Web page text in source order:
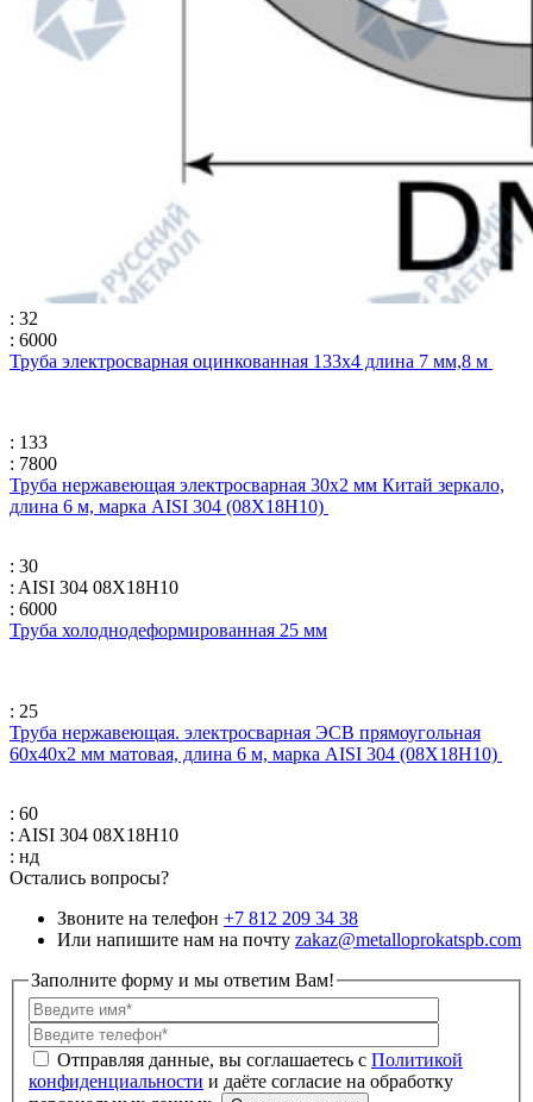
: 32
: 6000
Труба электросварная оцинкованная 133х4 длина 7 мм,8 м
: 133
: 7800
Труба нержавеющая электросварная 30х2 мм Китай зеркало,
длина 6 м, марка AISI 304 (08Х18Н10)
: 30
: AISI 304 08Х18Н10
: 6000
Труба холоднодеформированная 25 мм
: 25
Труба нержавеющая. электросварная ЭСВ прямоугольная
60х40х2 мм матовая, длина 6 м, марка AISI 304 (08Х18Н10)
: 60
: AISI 304 08Х18Н10
: нд
Остались вопросы?
Звоните на телефон +7 812 209 34 38
Или напишите нам на почту zakaz@metalloprokatspb.com
Заполните форму и мы ответим Вам!
Политикой
конфиденциальности